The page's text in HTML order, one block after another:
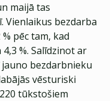
maijā tas
Vienlaikus bezdarba
pēc tam, kad
%. Salīdzinot ar
bezdarbnieku
vēsturiski
tūkstošiem